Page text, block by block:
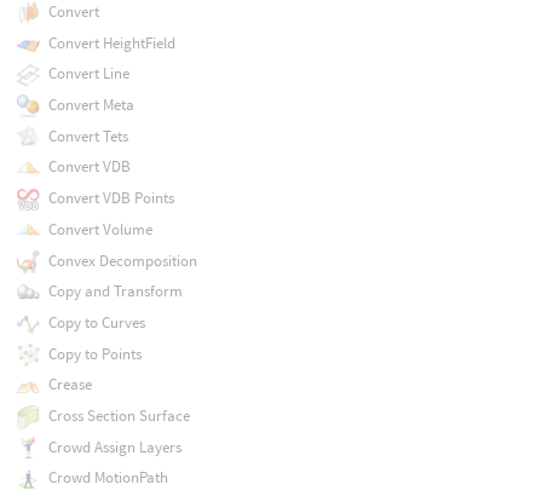
Convert
Convert HeightField
Convert Line
Convert Meta
Convert Tets
Convert VDB
Convert VDB Points
Convert Volume
Convex Decomposition
Copy and Transform
Copy to Curves
Copy to Points
Crease
Cross Section Surface
Crowd Assign Layers
Crowd MotionPath